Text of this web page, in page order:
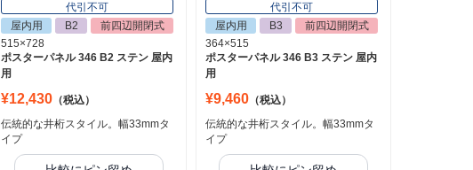
代引不可
屋内用
B2
前四辺開閉式
515×728
ポスターパネル 346 B2 ステン 屋内
用
¥12,430 （税込）
伝統的な井桁スタイル。幅33mmタ
イプ
代引不可
屋内用
B3
前四辺開閉式
364×515
ポスターパネル 346 B3 ステン 屋内
用
¥9,460 （税込）
伝統的な井桁スタイル。幅33mmタ
イプ